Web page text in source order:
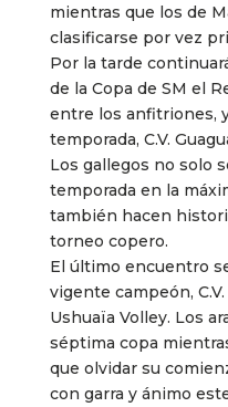
mientras que los de
clasificarse por vez
Por la tarde
de la Copa de SM el
entre los anfitriones,
temporada, C.V.
Los gallegos no solo
temporada en la
también hacen
torneo copero.
El último encuentro
vigente campeón,
Ushuaïa Volley. Los
séptima copa
que olvidar su
con garra y ánimo